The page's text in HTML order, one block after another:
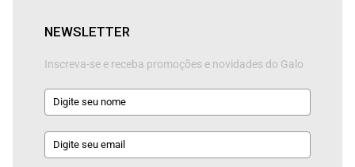
NEWSLETTER
Inscreva-se e receba promoções e novidades do Galo